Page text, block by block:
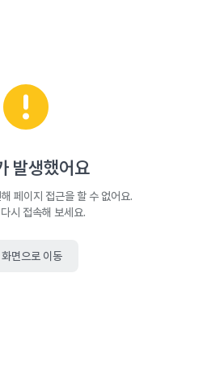
발생했어요
페이지 접근을 할 수 없어요.
시 접속해 보세요.
화면으로 이동